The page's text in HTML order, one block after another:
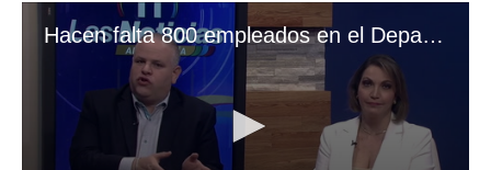
Hacen falta 800 empleados en el Departamento de Corrección y Rehabilitación